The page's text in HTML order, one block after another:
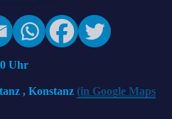
, Konstanz (in Google Maps